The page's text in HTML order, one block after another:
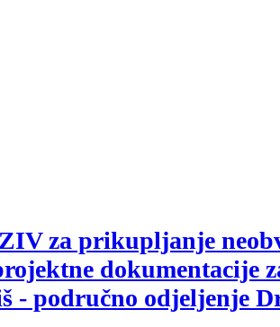
za prikupljanje
dokumentacije
- područno odjeljenje